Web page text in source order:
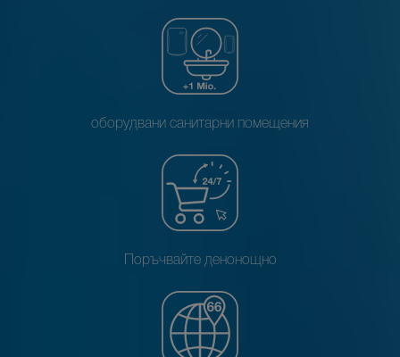
оборудвани санитарни помещения
Поръчвайте денонощно